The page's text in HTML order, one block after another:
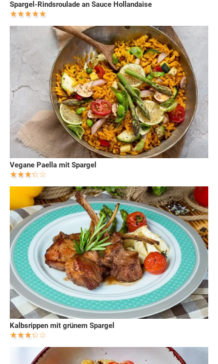
Spargel-Rindsroulade an Sauce Hollandaise
Vegane Paella mit Spargel
Kalbsrippen mit grünem Spargel